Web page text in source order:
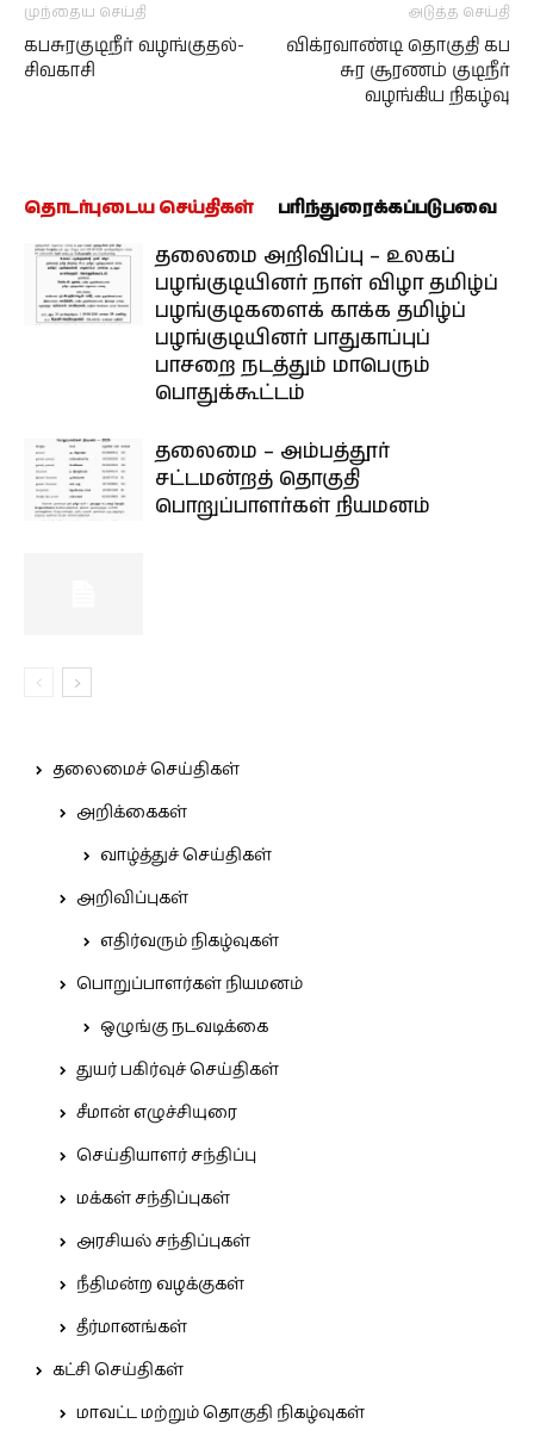
முந்தைய செய்தி
கபசுரகுடிநீர் வழங்குதல்-
சிவகாசி
அடுத்த செய்தி
விக்ரவாண்டி தொகுதி கப
சுர சூரணம் குடிநீர்
வழங்கிய நிகழ்வு
தொடர்புடைய செய்திகள் பரிந்துரைக்கப்படுபவை
தலைமை அறிவிப்பு – உலகப்
பழங்குடியினர் நாள் விழா தமிழ்ப்
பழங்குடிகளைக் காக்க தமிழ்ப்
பழங்குடியினர் பாதுகாப்புப்
பாசறை நடத்தும் மாபெரும்
பொதுக்கூட்டம்
தலைமை – அம்பத்தூர்
சட்டமன்றத் தொகுதி
பொறுப்பாளர்கள் நியமனம்
தலைமைச் செய்திகள்
அறிக்கைகள்
வாழ்த்துச் செய்திகள்
அறிவிப்புகள்
எதிர்வரும் நிகழ்வுகள்
பொறுப்பாளர்கள் நியமனம்
ஒழுங்கு நடவடிக்கை
துயர் பகிர்வுச் செய்திகள்
சீமான் எழுச்சியுரை
செய்தியாளர் சந்திப்பு
மக்கள் சந்திப்புகள்
அரசியல் சந்திப்புகள்
நீதிமன்ற வழக்குகள்
தீர்மானங்கள்
கட்சி செய்திகள்
மாவட்ட மற்றும் தொகுதி நிகழ்வுகள்